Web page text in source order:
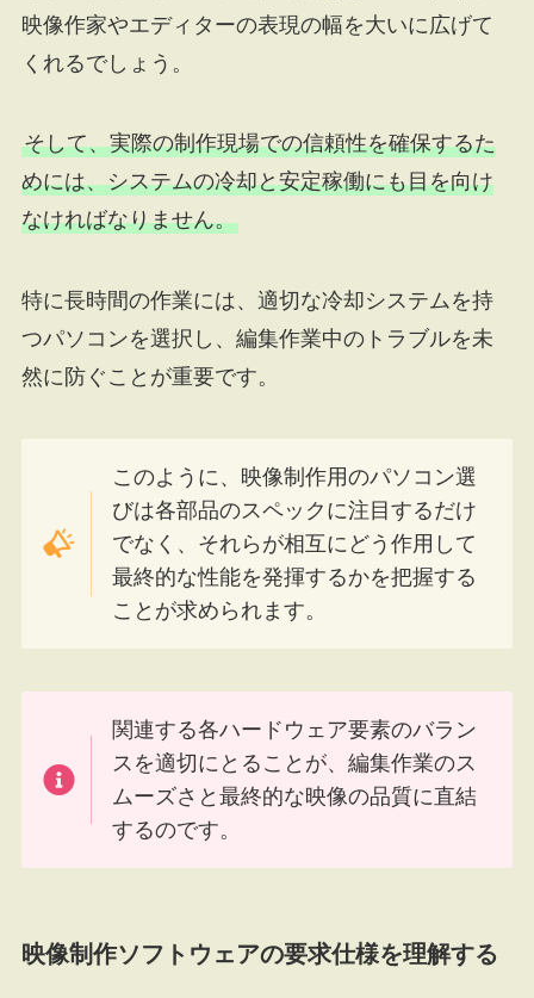
映像作家やエディターの表現の幅を大いに広げて
くれるでしょう。
そして、実際の制作現場での信頼性を確保するた
めには、システムの冷却と安定稼働にも目を向け
なければなりません。
特に長時間の作業には、適切な冷却システムを持
つパソコンを選択し、編集作業中のトラブルを未
然に防ぐことが重要です。
このように、映像制作用のパソコン選
びは各部品のスペックに注目するだけ
でなく、それらが相互にどう作用して
最終的な性能を発揮するかを把握する
ことが求められます。
関連する各ハードウェア要素のバラン
スを適切にとることが、編集作業のス
ムーズさと最終的な映像の品質に直結
するのです。
映像制作ソフトウェアの要求仕様を理解する